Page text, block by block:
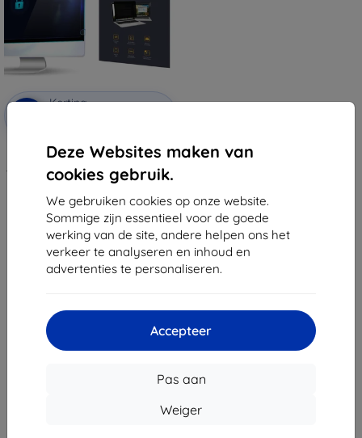
Deze Websites maken van
cookies gebruik.
We gebruiken cookies op onze website.
Sommige zijn essentieel voor de goede
werking van de site, andere helpen ons het
verkeer te analyseren en inhoud en
advertenties te personaliseren.
Accepteer
Pas aan
Weiger
Korting
3MK Privacy tweerichtings
gehard beschermglas Lenovo
Thinkvision P24h-2L (zonder lijm)
()
€ 83,90
€ 75,52
Op voorraad: > 5 stuks
Van totaal